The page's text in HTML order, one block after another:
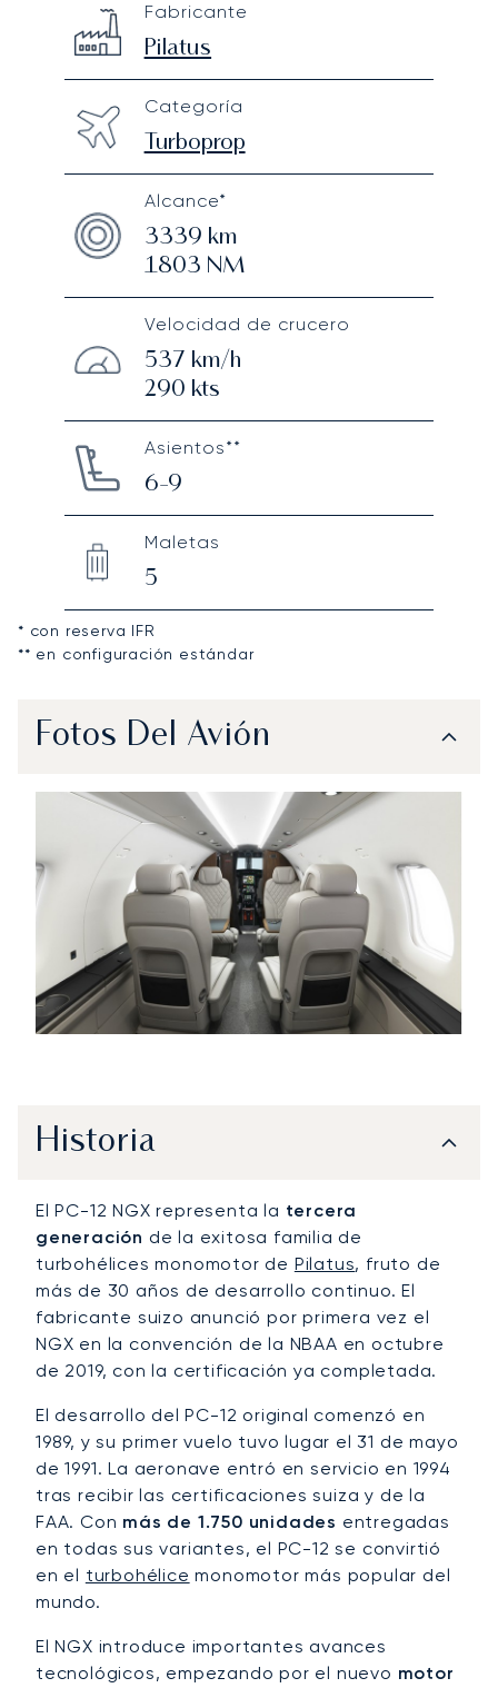
Technical specifications
Fabricante
Pilatus
Categoría
Turboprop
Alcance*
3339 km
1803 NM
Velocidad de crucero
537 km/h
290 kts
Asientos**
6-9
Maletas
5
* con reserva IFR
** en configuración estándar
Fotos Del Avión
Historia
El PC-12 NGX representa la tercera
generación de la exitosa familia de
turbohélices monomotor de Pilatus, fruto de
más de 30 años de desarrollo continuo. El
fabricante suizo anunció por primera vez el
NGX en la convención de la NBAA en octubre
de 2019, con la certificación ya completada.
El desarrollo del PC-12 original comenzó en
1989, y su primer vuelo tuvo lugar el 31 de mayo
de 1991. La aeronave entró en servicio en 1994
tras recibir las certificaciones suiza y de la
FAA. Con más de 1.750 unidades entregadas
en todas sus variantes, el PC-12 se convirtió
en el turbohélice monomotor más popular del
mundo.
El NGX introduce importantes avances
tecnológicos, empezando por el nuevo motor